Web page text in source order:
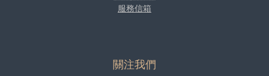
服務信箱
關注我們